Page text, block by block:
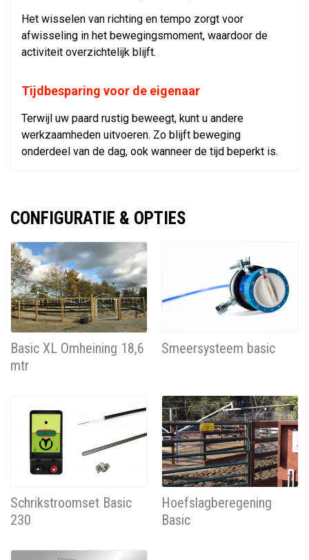
Het wisselen van richting en tempo zorgt voor
afwisseling in het bewegingsmoment, waardoor de
activiteit overzichtelijk blijft.
Tijdbesparing voor de eigenaar
Terwijl uw paard rustig beweegt, kunt u andere
werkzaamheden uitvoeren. Zo blijft beweging
onderdeel van de dag, ook wanneer de tijd beperkt is.
CONFIGURATIE & OPTIES
Basic XL Omheining 18,6
mtr
Smeersysteem basic
Schrikstroomset Basic
230
Hoefslagberegening
Basic